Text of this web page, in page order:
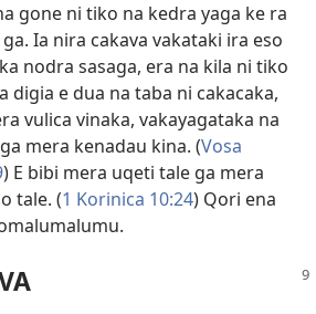
gone ni tiko na kedra yaga ke ra
Ia nira cakava vakataki ira eso
nodra sasaga, era na kila ni tiko
digia e dua na taba ni cakacaka,
vulica vinaka, vakayagataka na
mera kenadau kina. (Vosa
) E bibi mera uqeti tale ga mera
tale. (1 Korinica 10:24) Qori ena